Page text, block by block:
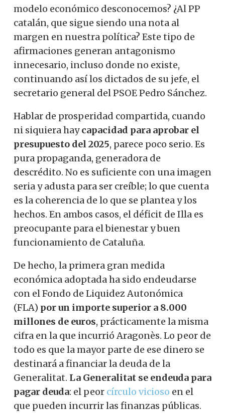
modelo económico desconocemos? ¿Al PP
catalán, que sigue siendo una nota al
margen en nuestra política? Este tipo de
afirmaciones generan antagonismo
innecesario, incluso donde no existe,
continuando así los dictados de su jefe, el
secretario general del PSOE Pedro Sánchez.
Hablar de prosperidad compartida, cuando
ni siquiera haycapacidad para aprobar el
presupuesto del 2025, parece poco serio. Es
pura propaganda, generadora de
descrédito. No es suficiente con una imagen
seria y adusta para ser creíble; lo que cuenta
es la coherencia de lo que se plantea y los
hechos. En ambos casos, el déficit de Illa es
preocupante para el bienestar y buen
funcionamiento de Cataluña.
De hecho, la primera gran medida
económica adoptada ha sido endeudarse
con el Fondo de Liquidez Autonómica
(FLA) por un importe superior a 8.000
millones de euros, prácticamente la misma
cifra en la que incurrió Aragonès. Lo peor de
todo es que la mayor parte de ese dinero se
destinará a financiar la deuda de la
Generalitat. La Generalitat se endeuda para
pagar deuda: el peor círculo vicioso en el
que pueden incurrir las finanzas públicas.